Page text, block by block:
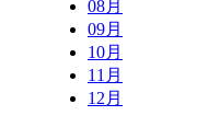
08月
09月
10月
11月
12月